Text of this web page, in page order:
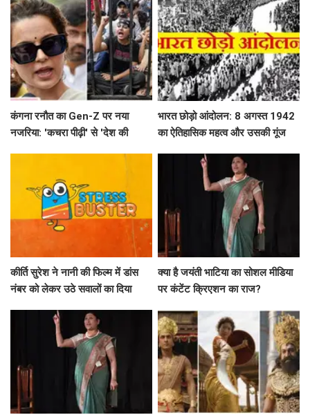
कंगना रनौत का Gen-Z पर नया
नजरिया: 'कचरा पीढ़ी' से 'देश की
भारत छोड़ो आंदोलन: 8 अगस्त 1942
का ऐतिहासिक महत्व और उसकी गूंज
कीर्ति सुरेश ने नानी की फिल्म में डांस
नंबर को लेकर उठे सवालों का दिया
क्या है जयंती भाटिया का सोशल मीडिया
पर कंटेंट क्रिएशन का राज?